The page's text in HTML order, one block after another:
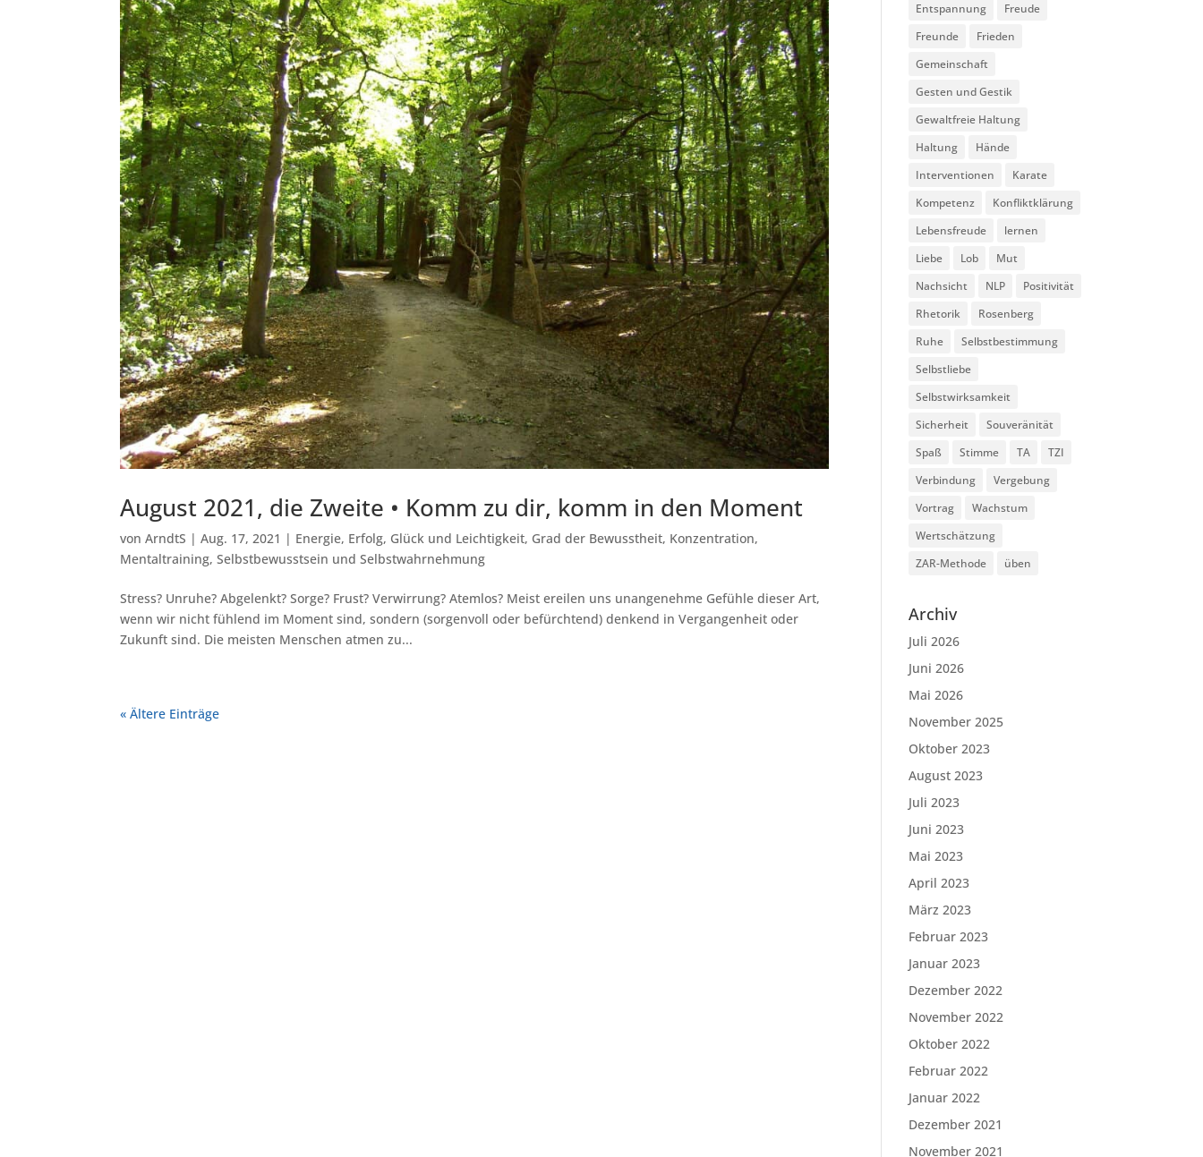
August 2021, die Zweite • Komm zu dir, komm in den Moment
vonArndtS |Aug. 17, 2021 | Energie, Erfolg, Glück und Leichtigkeit, Grad der Bewusstheit, Konzentration,
Mentaltraining,Selbstbewusstsein und Selbstwahrnehmung
Stress? Unruhe? Abgelenkt? Sorge? Frust? Verwirrung? Atemlos? Meist ereilen uns unangenehme Gefühle dieser Art,
wenn wir nicht fühlend im Moment sind, sondern (sorgenvoll oder befürchtend) denkend in Vergangenheit oder
Zukunft sind. Die meisten Menschen atmen zu...
« Ältere Einträge
Entspannung
Freude
Freunde
Frieden
Gemeinschaft
Gesten und Gestik
Gewaltfreie Haltung
Haltung
Hände
Interventionen
Karate
Kompetenz
Konfliktklärung
Lebensfreude
lernen
Liebe
Lob
Mut
Nachsicht
NLP
Positivität
Rhetorik
Rosenberg
Ruhe
Selbstbestimmung
Selbstliebe
Selbstwirksamkeit
Sicherheit
Souveränität
Spaß
Stimme TA
TZI
Verbindung
Vergebung
Vortrag
Wachstum
Wertschätzung
ZAR-Methode
üben
Archiv
Juli 2026
Juni 2026
Mai 2026
November 2025
Oktober 2023
August 2023
Juli 2023
Juni 2023
Mai 2023
April 2023
März 2023
Februar 2023
Januar 2023
Dezember 2022
November 2022
Oktober 2022
Februar 2022
Januar 2022
Dezember 2021
November 2021